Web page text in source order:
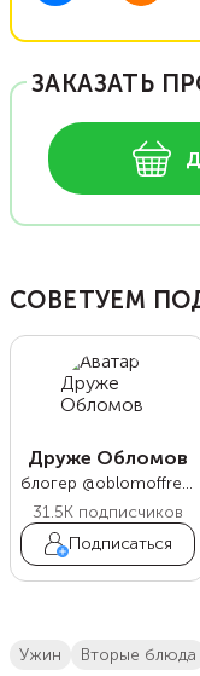
ЗАКАЗАТЬ
СОВЕТУЕМ
Друже Обломов
блогер @oblomoffrecipe
31.5K подписчиков
Подписаться
ужин вторые блюда